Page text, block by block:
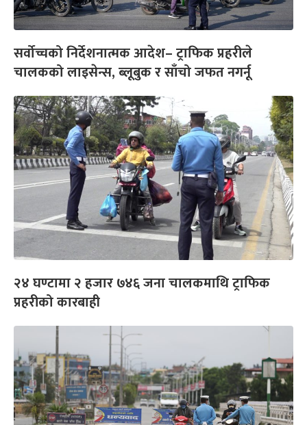
सर्वोच्चको निर्देशनात्मक आदेश– ट्राफिक प्रहरीले
चालकको लाइसेन्स, ब्लूबुक र साँचो जफत नगर्नू
२४ घण्टामा २ हजार ७४६ जना चालकमाथि ट्राफिक
प्रहरीको कारबाही